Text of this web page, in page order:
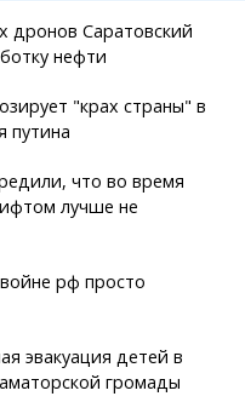
дронов Саратовский
нефти
"крах страны" в
путина
что во время
лучше не
рф просто
эвакуация детей в
громады